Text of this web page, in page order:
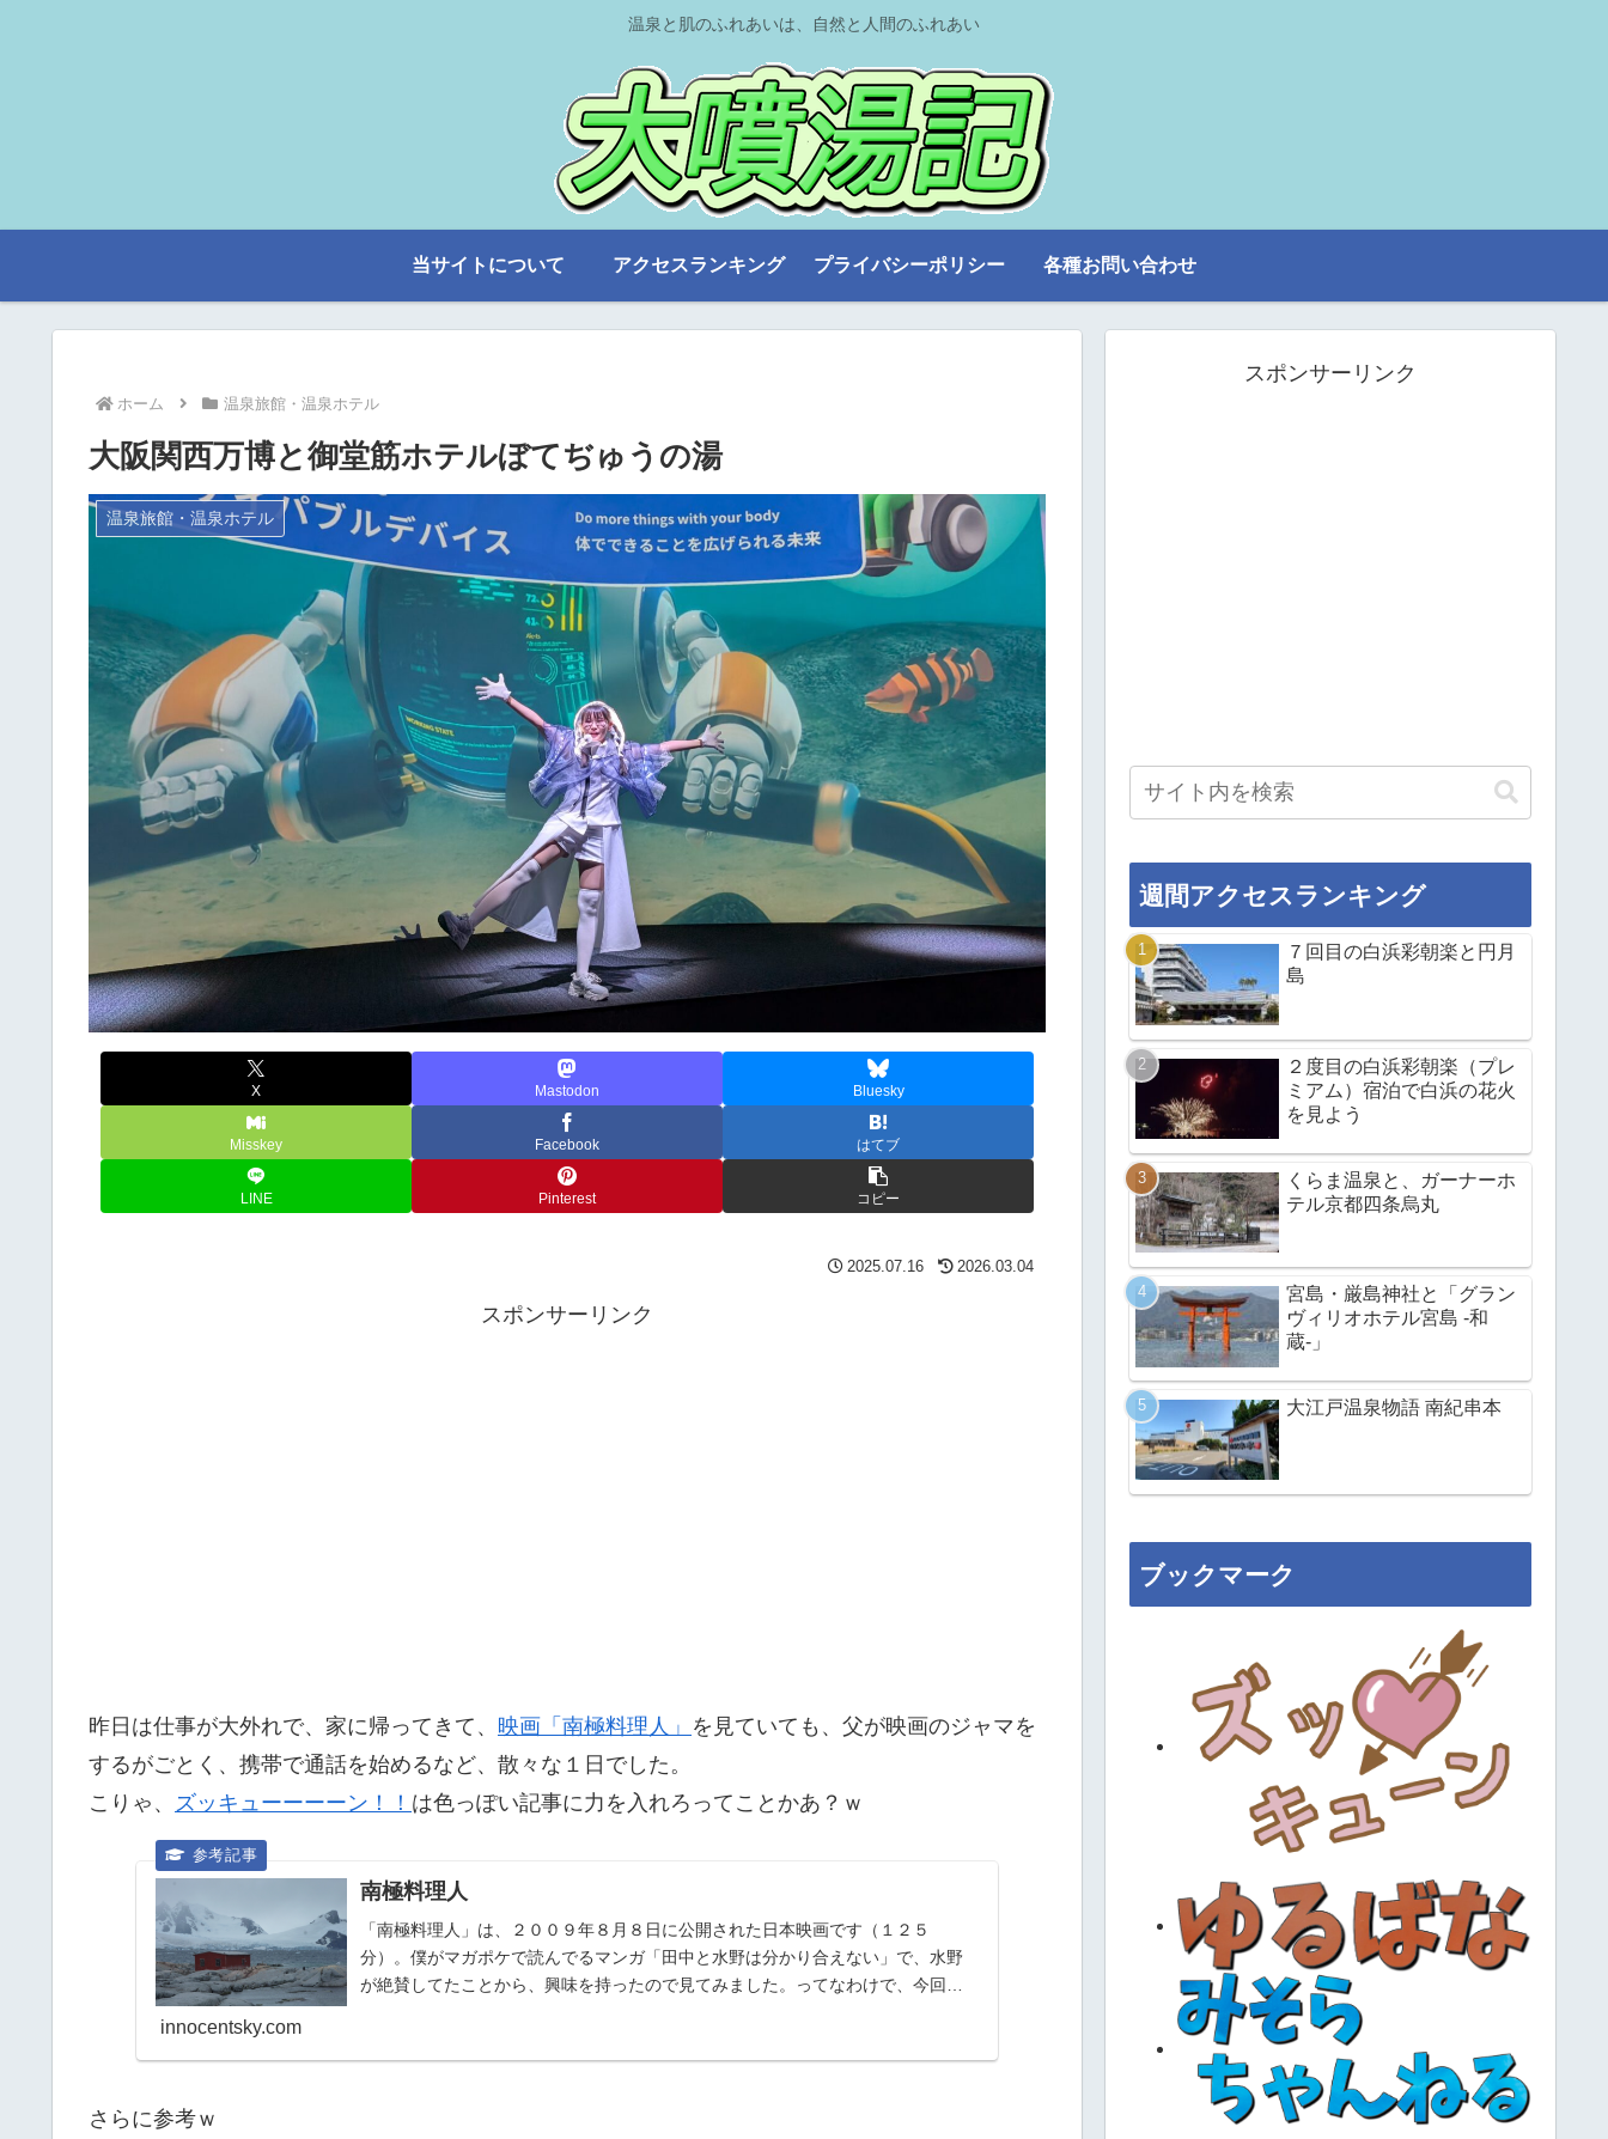
温泉と肌のふれあいは、自然と人間のふれあい
当サイトについて アクセスランキング プライバシーポリシー 各種お問い合わせ
ホーム 温泉旅館・温泉ホテル
大阪関西万博と御堂筋ホテルぼてぢゅうの湯
温泉旅館・温泉ホテル
X Mastodon Bluesky
Misskey Facebook はてブ
LINE Pinterest コピー
2025.07.16 2026.03.04
スポンサーリンク
昨日は仕事が大外れで、家に帰ってきて、 映画「南極料理人」 を見ていても、父が映画のジャマを
するがごとく、携帯で通話を始めるなど、散々な１日でした。
こりゃ、 ズッキューーーーン！！ は色っぽい記事に力を入れろってことかあ？ｗ
南極料理人
「南極料理人」は、２００９年８月８日に公開された日本映画です（１２５
分）。僕がマガポケで読んでるマンガ「田中と水野は分かり合えない」で、水野
が絶賛してたことから、興味を持ったので見てみました。ってなわけで、今回
innocentsky.com
さらに参考ｗ
スポンサーリンク
週間アクセスランキング
７回目の白浜彩朝楽と円月
島
２度目の白浜彩朝楽（プレ
ミアム）宿泊で白浜の花火
を見よう
くらま温泉と、ガーナーホ
テル京都四条烏丸
宮島・厳島神社と「グラン
ヴィリオホテル宮島 -和
蔵-」
大江戸温泉物語 南紀串本
ブックマーク